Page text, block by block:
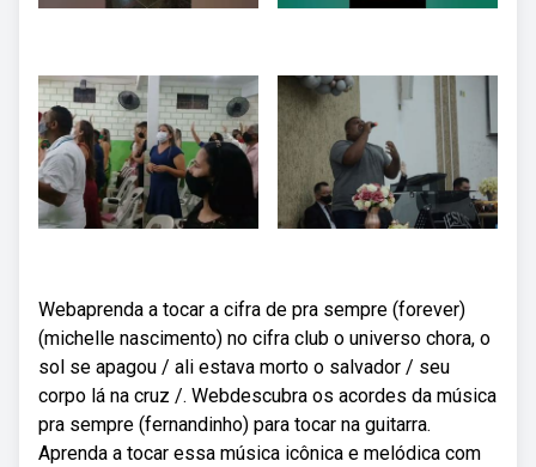
Webaprenda a tocar a cifra de pra sempre (forever)
(michelle nascimento) no cifra club o universo chora, o
sol se apagou / ali estava morto o salvador / seu
corpo lá na cruz /. Webdescubra os acordes da música
pra sempre (fernandinho) para tocar na guitarra.
Aprenda a tocar essa música icônica e melódica com